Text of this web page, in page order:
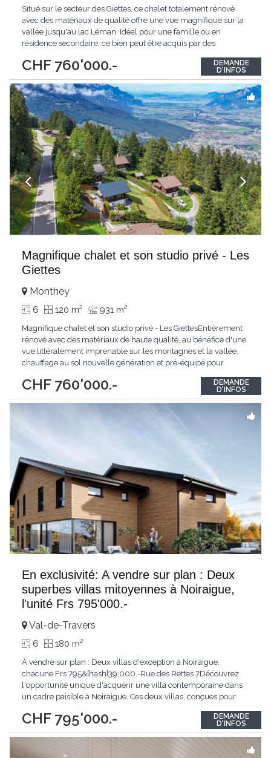
CHF 760'000.-
Situé sur le secteur des Giettes, ce chalet totalement rénové
avec des matériaux de qualité offre une vue magnifique sur la
vallée jusqu'au lac Léman. Idéal pour une famille ou en
résidence secondaire, ce bien peut être acquis par des
sur 3 niveaux, il dispose de nombreuses options optimisant son
confort et sa fonctionnalité...
DEMANDE
D'INFOS
Magnifique chalet et son studio privé - Les
Giettes
CHF 760'000.-
Monthey
6 120 m2 931 m2
Magnifique chalet et son studio privé - Les GiettesEntièrement
rénové avec des matériaux de haute qualité, au bénéfice d'une
vue littéralement imprenable sur les montagnes et la vallée,
chauffage au sol nouvelle génération et pré-équipé pour
découvrir absolument.Érigé sur 3 étages, ce chalet allie charme
et confort moderne....
DEMANDE
D'INFOS
En exclusivité: A vendre sur plan : Deux
superbes villas mitoyennes à Noiraigue,
l'unité Frs 795'000.-
CHF 795'000.-
Val-de-Travers
6 180 m2
À vendre sur plan : Deux villas d'exception à Noiraigue,
chacune Frs 795&[hash]39;000.-Rue des Rettes 7Découvrez
l'opportunité unique d'acquérir une villa contemporaine dans
un cadre paisible à Noiraigue. Ces deux villas, conçues pour
généreux et une architecture moderne.Villa 1 : Surface totale de
249 m² (avec sous-sol) et 178...
DEMANDE
D'INFOS